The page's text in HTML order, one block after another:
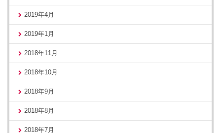
2019年4月
2019年1月
2018年11月
2018年10月
2018年9月
2018年8月
2018年7月